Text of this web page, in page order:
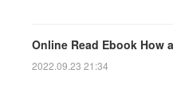
Online Read Ebook How
2022.09.23 21:34